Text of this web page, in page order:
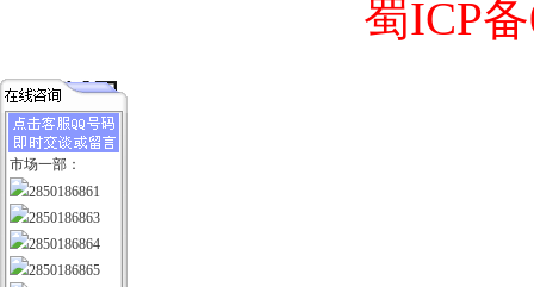
蜀ICP
市场一部：
2850186861
2850186863
2850186864
2850186865